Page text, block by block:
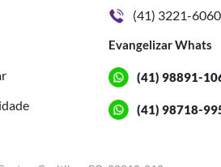
(41) 3221-6060
Evangelizar Whats
(41) 98891-
(41) 98718-